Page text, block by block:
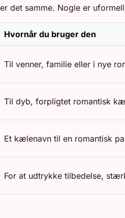
det samme. Nogle er
Hvornår du bruger den
Til venner, familie eller i nye
Til dyb, forpligtet romantisk
Et kælenavn til en romantisk
For at udtrykke tilbedelse,